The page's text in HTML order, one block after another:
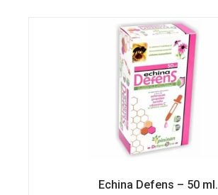
Echina Defens – 50 ml.